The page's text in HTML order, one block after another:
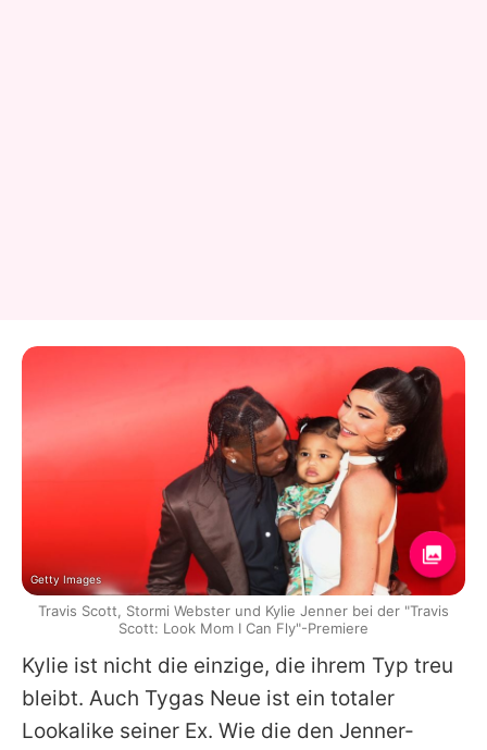
Kylie ist nicht die einzige, die ihrem Typ treu
bleibt. Auch Tygas Neue ist ein totaler
Lookalike seiner Ex. Wie die den Jenner-
Getty Images
Travis Scott, Stormi Webster und Kylie Jenner bei der "Travis
Scott: Look Mom I Can Fly"-Premiere